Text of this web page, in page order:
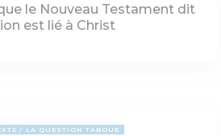
le Nouveau Testament dit
est lié à Christ
LA QUESTION TABOUE